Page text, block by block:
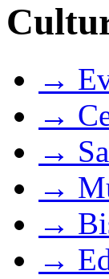
→
→
→
→
→
→